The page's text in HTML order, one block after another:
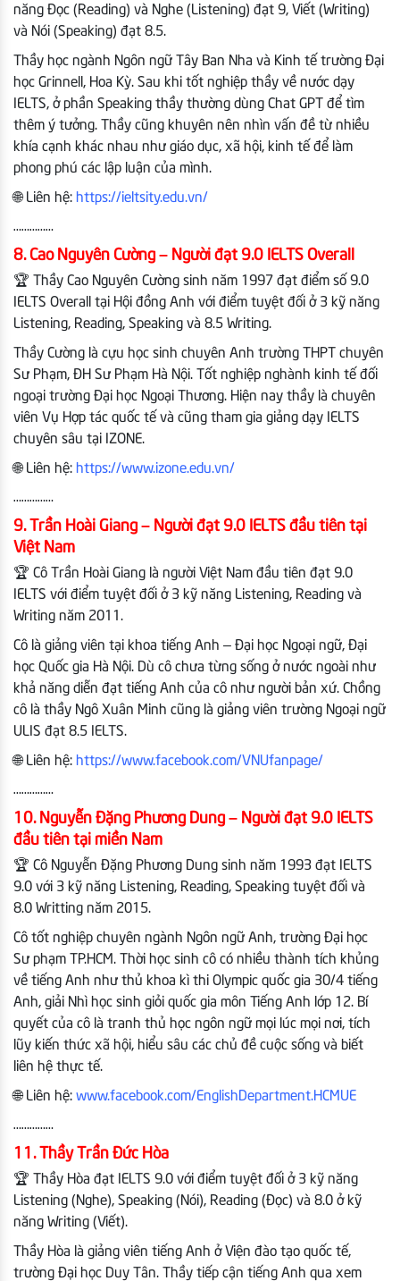
năng Đọc (Reading) và Nghe (Listening) đạt 9, Viết (Writing)
và Nói (Speaking) đạt 8.5.
Thầy học ngành Ngôn ngữ Tây Ban Nha và Kinh tế trường Đại
học Grinnell, Hoa Kỳ. Sau khi tốt nghiệp thầy về nước dạy
IELTS, ở phần Speaking thầy thường dùng Chat GPT để tìm
thêm ý tưởng. Thầy cũng khuyên nên nhìn vấn đề từ nhiều
khía cạnh khác nhau như giáo dục, xã hội, kinh tế để làm
phong phú các lập luận của mình.
🌐 Liên hệ: https://ieltsity.edu.vn/
……………
8. Cao Nguyên Cường – Người đạt 9.0 IELTS Overall
🏆 Thầy Cao Nguyên Cường sinh năm 1997 đạt điểm số 9.0
IELTS Overall tại Hội đồng Anh với điểm tuyệt đối ở 3 kỹ năng
Listening, Reading, Speaking và 8.5 Writing.
Thầy Cường là cựu học sinh chuyên Anh trường THPT chuyên
Sư Phạm, ĐH Sư Phạm Hà Nội. Tốt nghiệp nghành kinh tế đối
ngoại trường Đại học Ngoại Thương. Hiện nay thầy là chuyên
viên Vụ Hợp tác quốc tế và cũng tham gia giảng dạy IELTS
chuyên sâu tại IZONE.
🌐 Liên hệ: https://www.izone.edu.vn/
……………
9. Trần Hoài Giang – Người đạt 9.0 IELTS đầu tiên tại
Việt Nam
🏆 Cô Trần Hoài Giang là người Việt Nam đầu tiên đạt 9.0
IELTS với điểm tuyệt đối ở 3 kỹ năng Listening, Reading và
Writing năm 2011.
Cô là giảng viên tại khoa tiếng Anh – Đại học Ngoại ngữ, Đại
học Quốc gia Hà Nội. Dù cô chưa từng sống ở nước ngoài như
khả năng diễn đạt tiếng Anh của cô như người bản xứ. Chồng
cô là thầy Ngô Xuân Minh cũng là giảng viên trường Ngoại ngữ
ULIS đạt 8.5 IELTS.
🌐 Liên hệ: https://www.facebook.com/VNUfanpage/
……………
10. Nguyễn Đặng Phương Dung – Người đạt 9.0 IELTS
đầu tiên tại miền Nam
🏆 Cô Nguyễn Đặng Phương Dung sinh năm 1993 đạt IELTS
9.0 với 3 kỹ năng Listening, Reading, Speaking tuyệt đối và
8.0 Writting năm 2015.
Cô tốt nghiệp chuyên ngành Ngôn ngữ Anh, trường Đại học
Sư phạm TP.HCM. Thời học sinh cô có nhiều thành tích khủng
về tiếng Anh như thủ khoa kì thi Olympic quốc gia 30/4 tiếng
Anh, giải Nhì học sinh giỏi quốc gia môn Tiếng Anh lớp 12. Bí
quyết của cô là tranh thủ học ngôn ngữ mọi lúc mọi nơi, tích
lũy kiến thức xã hội, hiểu sâu các chủ đề cuộc sống và biết
liên hệ thực tế.
🌐 Liên hệ: www.facebook.com/EnglishDepartment.HCMUE
……………
11. Thầy Trần Đức Hòa
🏆 Thầy Hòa đạt IELTS 9.0 với điểm tuyệt đối ở 3 kỹ năng
Listening (Nghe), Speaking (Nói), Reading (Đọc) và 8.0 ở kỹ
năng Writing (Viết).
Thầy Hòa là giảng viên tiếng Anh ở Viện đào tạo quốc tế,
trường Đại học Duy Tân. Thầy tiếp cận tiếng Anh qua xem